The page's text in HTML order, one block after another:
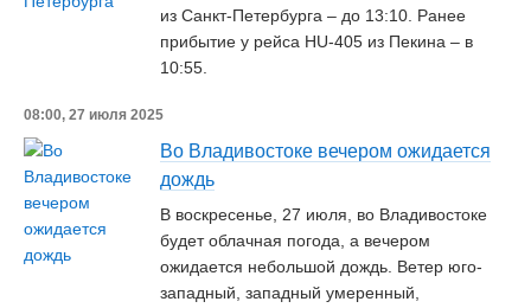
из Санкт-Петербурга – до 13:10. Ранее
прибытие у рейса HU-405 из Пекина – в
10:55.
08:00, 27 июля 2025
Во Владивостоке вечером ожидается
дождь
В воскресенье, 27 июля, во Владивостоке
будет облачная погода, а вечером
ожидается небольшой дождь. Ветер юго-
западный, западный умеренный,